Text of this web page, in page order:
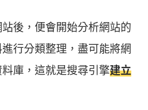
後，便會開始分析網站的
行分類整理，盡可能將網
庫，這就是搜尋引擎建立